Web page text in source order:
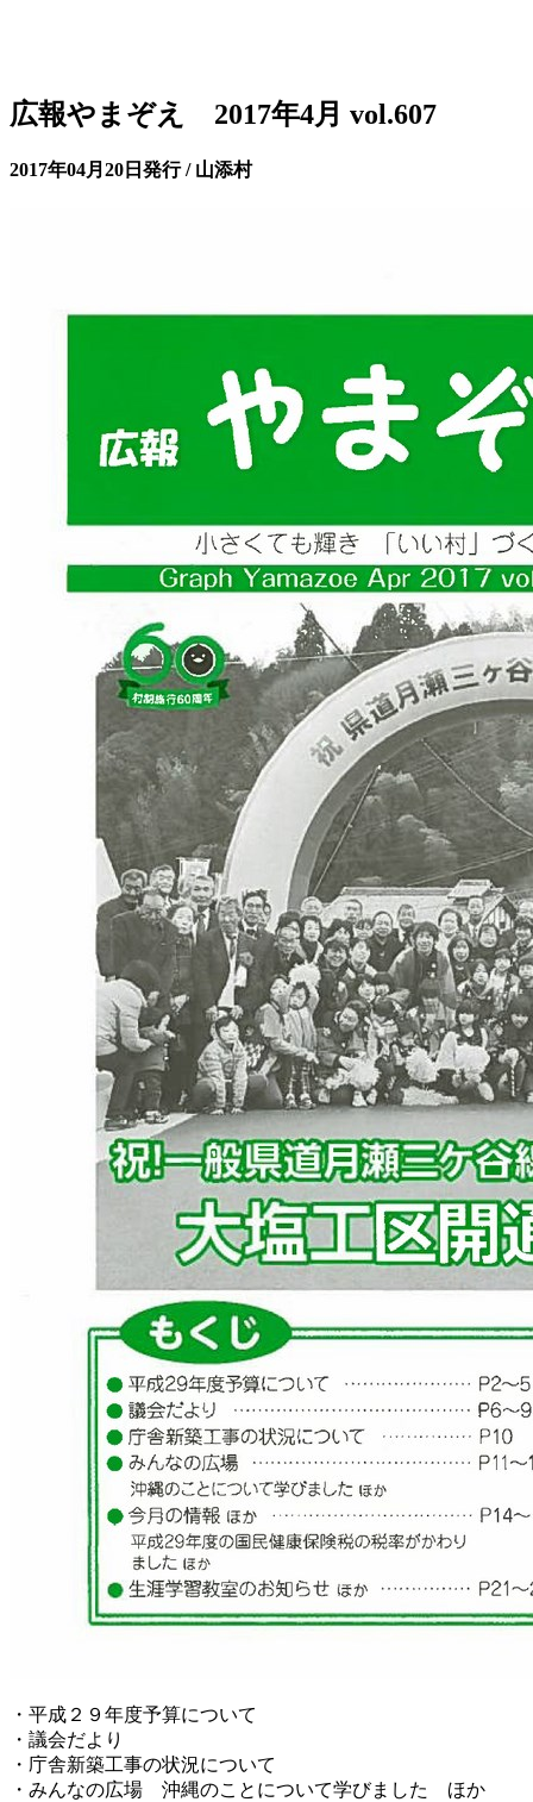
広報やまぞえ 2017年4月 vol.607
2017年04月20日発行 / 山添村
・平成２９年度予算について
・議会だより
・庁舎新築工事の状況について
・みんなの広場 沖縄のことについて学びました ほか